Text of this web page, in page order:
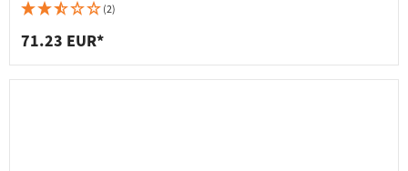
(2)
71.23 EUR*